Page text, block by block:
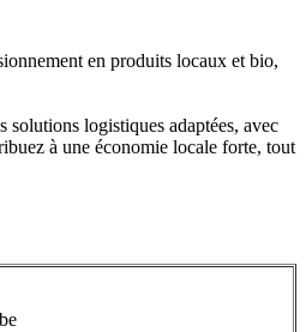
en produits locaux et bio,
solutions logistiques adaptées, avec
à une économie locale forte, tout